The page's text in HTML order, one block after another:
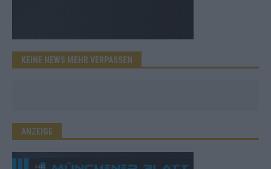
KEINE NEWS MEHR VERPASSEN
ANZEIGE